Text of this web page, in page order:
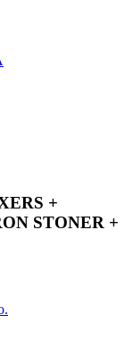
+
STONER +